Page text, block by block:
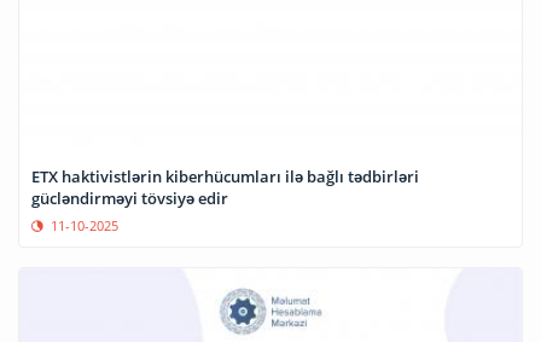
ETX haktivistlərin kiberhücumları ilə bağlı tədbirləri
gücləndirməyi tövsiyə edir
11-10-2025